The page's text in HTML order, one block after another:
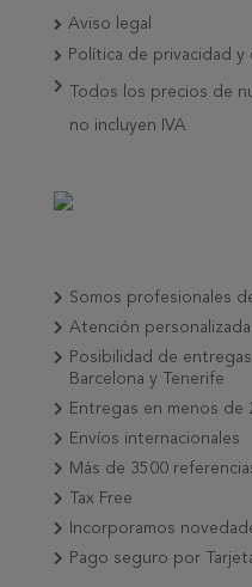
Aviso legal
Política de privacidad y
Todos los precios de
no incluyen IVA
Somos profesionales
Atención personalizada
Posibilidad de
Barcelona y Tenerife
Entregas en menos de
Envíos internacionales
Más de 3500
Tax Free
Incorporamos
Pago seguro por